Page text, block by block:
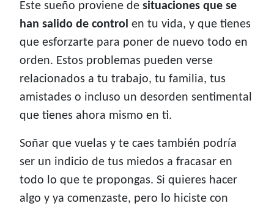
Este sueño proviene de situaciones que se
han salido de control en tu vida, y que tienes
que esforzarte para poner de nuevo todo en
orden. Estos problemas pueden verse
relacionados a tu trabajo, tu familia, tus
amistades o incluso un desorden sentimental
que tienes ahora mismo en ti.
Soñar que vuelas y te caes también podría
ser un indicio de tus miedos a fracasar en
todo lo que te propongas. Si quieres hacer
algo y ya comenzaste, pero lo hiciste con